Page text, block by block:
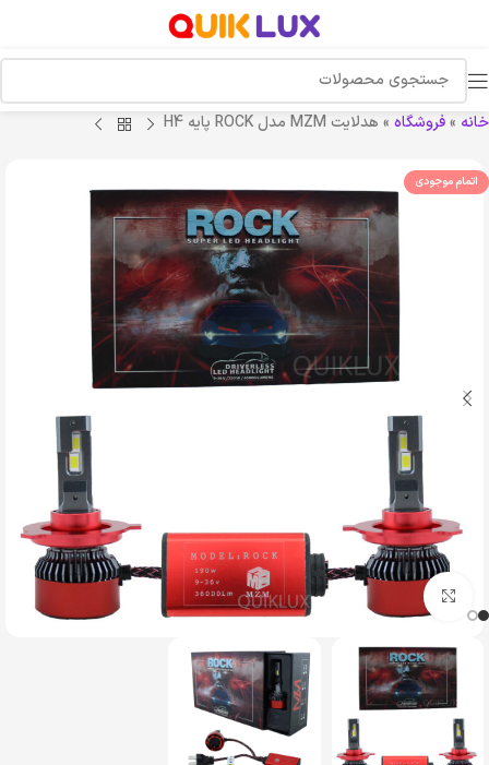
خانه »فروشگاه » هدلايت MZM مدل ROCK پایه H4
اتمام موجودی
بزرگنمایی تصویر